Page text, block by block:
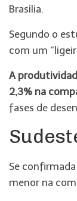
Brasília.
Segundo o
com um
A
2,3% na
fases de
Se
menor na